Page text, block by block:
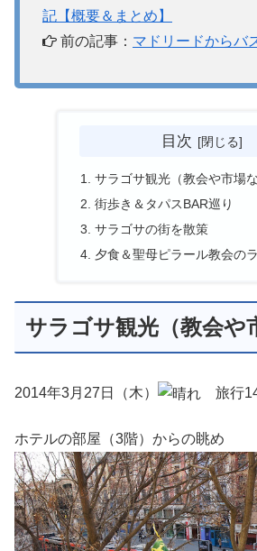
記【概要＆まとめ】
前の記事： マドリードからバ
目次
サラゴサ観光（教会や市場な
街歩き＆タパスBAR巡り
サラゴサの街を散策
夕食＆聖母ピラール教会の
サラゴサ観光（教会や
2014年3月27日（木） 旅行
ホテルの部屋（3階）からの眺め